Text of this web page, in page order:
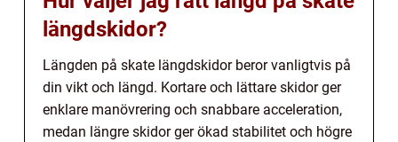
längdskidor?
Längden på skate längdskidor beror vanligtvis på
din vikt och längd. Kortare och lättare skidor ger
enklare manövrering och snabbare acceleration,
medan längre skidor ger ökad stabilitet och högre